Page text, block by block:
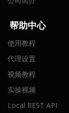
帮助中心
使用教程
代理设置
视频教程
实操视频
Local REST API